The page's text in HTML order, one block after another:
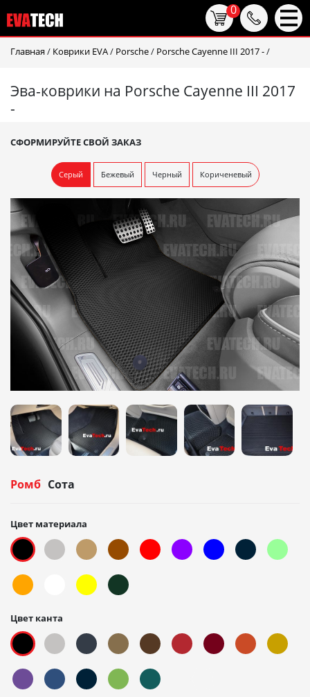
Главная / Коврики EVA/ Porsche/ Porsche Cayenne III 2017 -/
Эва-коврики на Porsche Cayenne III 2017
-
СФОРМИРУЙТЕ СВОЙ ЗАКАЗ
Серый Бежевый Черный Кориченевый
Ромб Сота
Цвет материала
Цвет канта
0